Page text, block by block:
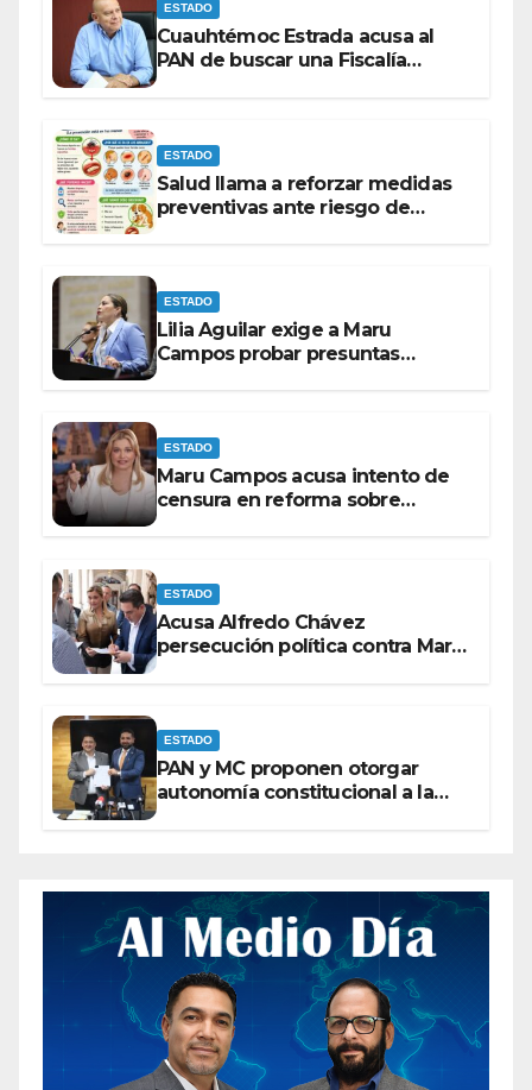
ESTADO
Cuauhtémoc Estrada acusa al
PAN de buscar una Fiscalía
ESTADO
Salud llama a reforzar medidas
preventivas ante riesgo de
ESTADO
Lilia Aguilar exige a Maru
Campos probar presuntas
ESTADO
Maru Campos acusa intento de
censura en reforma sobre
ESTADO
Acusa Alfredo Chávez
persecución política contra Maru
ESTADO
PAN y MC proponen otorgar
autonomía constitucional a la